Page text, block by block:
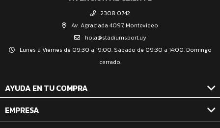
2308 0742
Av. Agraciada 4097, Montevideo
hola@stadiumsport.uy
Lunes a Viernes de 09:30 a 19:00. Sábado de 09:30 a 14:00. Domingo
cerrado.
AYUDA EN TU COMPRA
EMPRESA